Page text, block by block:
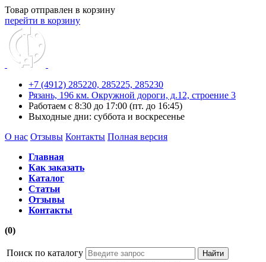
Товар отправлен в корзину
перейти в корзину
+7 (4912) 285220, 285225, 285230
Рязань, 196 км. Окружной дороги, д.12, строение 3
Работаем с 8:30 до 17:00 (пт. до 16:45)
Выходные дни: суббота и воскресенье
О нас Отзывы Контакты Полная версия
Главная
Как заказать
Каталог
Статьи
Отзывы
Контакты
(0)
Поиск по каталогу